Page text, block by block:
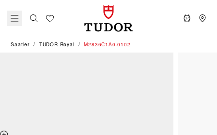
Saatler TUDOR Royal M2836C1A0-0102